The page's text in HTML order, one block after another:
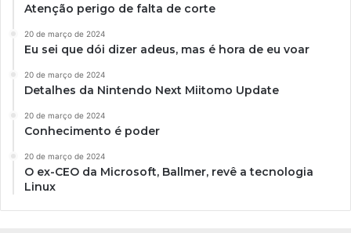
Atenção perigo de falta de corte
20 de março de 2024
Eu sei que dói dizer adeus, mas é hora de eu voar
20 de março de 2024
Detalhes da Nintendo Next Miitomo Update
20 de março de 2024
Conhecimento é poder
20 de março de 2024
O ex-CEO da Microsoft, Ballmer, revê a tecnologia
Linux